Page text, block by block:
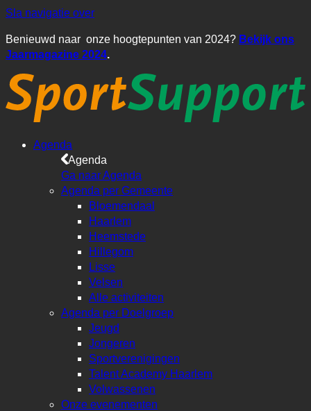
Sla navigatie over
Benieuwd naar onze hoogtepunten van 2024? Bekijk ons
Jaarmagazine 2024.
Agenda
Agenda
Ga naar Agenda
Agenda per Gemeente
Bloemendaal
Haarlem
Heemstede
Hillegom
Lisse
Velsen
Alle activiteiten
Agenda per Doelgroep
Jeugd
Jongeren
Sportverenigingen
Talent Academy Haarlem
Volwassenen
Onze evenementen